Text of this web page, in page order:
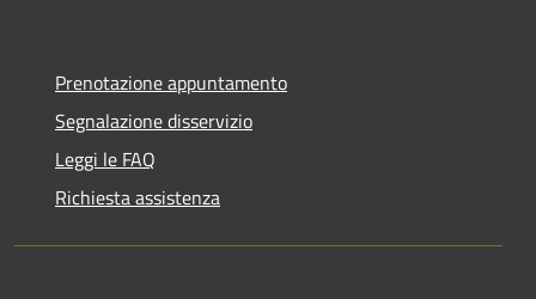
Prenotazione appuntamento
Segnalazione disservizio
Leggi le FAQ
Richiesta assistenza